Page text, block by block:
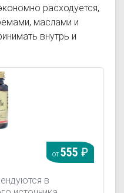
расходуется,
маслами и
внутрь и
в
от555